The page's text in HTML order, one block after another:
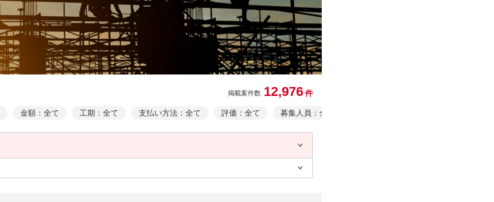
掲載案件数 12,976 件
金額：全て 工期：全て 支払い方法：全て 評価：全て 募集人員：全て